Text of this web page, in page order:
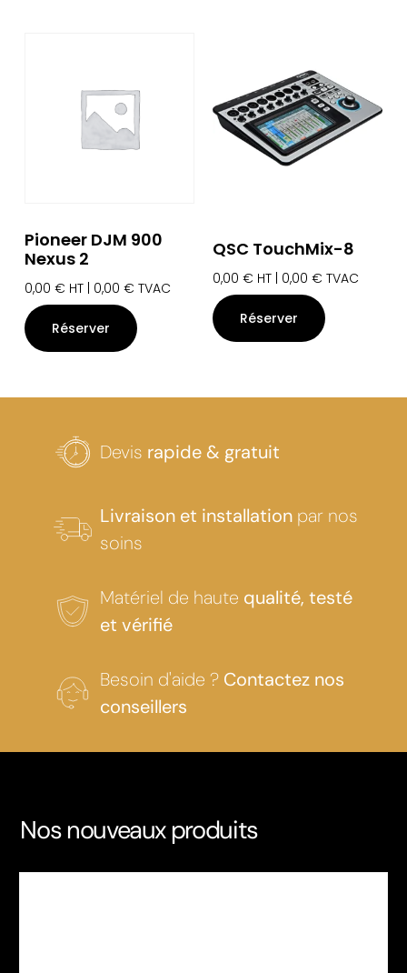
Pioneer DJM 900
Nexus 2
0,00 € HT | 0,00 € TVAC
Réserver
QSC TouchMix-8
0,00 € HT | 0,00 € TVAC
Réserver
Devis rapide & gratuit
Livraison et installation par nos
soins
Matériel de haute qualité, testé
et vérifié
Besoin d'aide ? Contactez nos
conseillers